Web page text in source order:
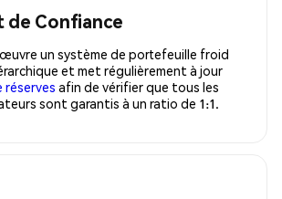
de Confiance
un système de portefeuille froid
et met régulièrement à jour
réserves afin de vérifier que tous les
sont garantis à un ratio de 1:1.